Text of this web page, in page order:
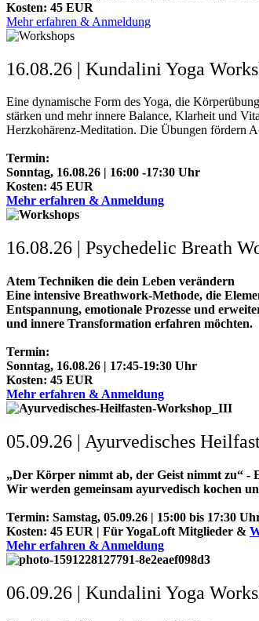
Kosten: 45 EUR
Mehr erfahren & Anmeldung
16.08.26 | Kundalini Yoga
Eine dynamische Form des Yoga, die
stärken und mehr innere Balance, Klarheit und
Herzkohärenz-Meditation. Die Übungen fördern
Termin:
Sonntag, 16.08.26 | 16:00 -17:30 Uhr
Kosten: 45 EUR
Mehr erfahren & Anmeldung
16.08.26 | Psychedelic Breath
Atem Techniken die dein Leben verändern
Eine intensive Breathwork-Methode, die
Entspannung, emotionale Prozesse und
und innere Transformation erfahren möchten.
Termin:
Sonntag, 16.08.26 | 17:45-19:30 Uhr
Kosten: 45 EUR
Mehr erfahren & Anmeldung
05.09.26 | Ayurvedisches
„Der Körper nimmt ab, der Geist nimmt zu“ -
Wir werden gemeinsam ayurvedisch kochen
Termin: Samstag, 05.09.26 | 15:00 bis 17:30
Kosten: 45 EUR | Für YogaLoft Mitglieder &
Mehr erfahren & Anmeldung
06.09.26 | Kundalini Yoga